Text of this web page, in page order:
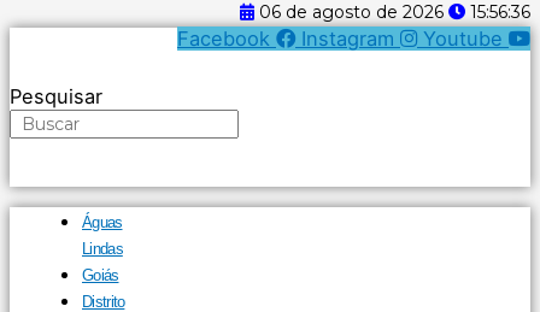
06 de agosto de 2026 15:56:36
Facebook Instagram Youtube
Pesquisar
Águas
Lindas
Goiás
Distrito